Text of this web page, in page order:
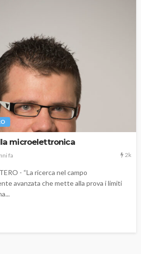
microelettronica
fa 2k
- “La ricerca nel campo
avanzata che mette alla prova i limiti